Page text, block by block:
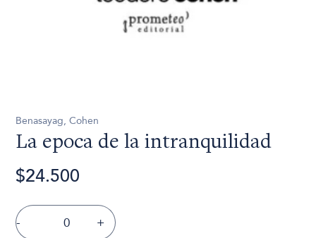
Benasayag, Cohen
La epoca de la intranquilidad
$24.500
- +